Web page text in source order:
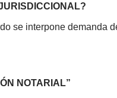
se interpone demanda
NOTARIAL”